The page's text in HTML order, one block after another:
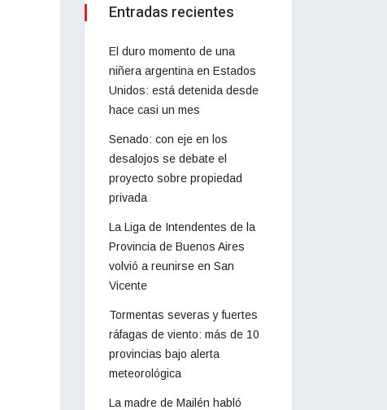
Entradas recientes
El duro momento de una
niñera argentina en Estados
Unidos: está detenida desde
hace casi un mes
Senado: con eje en los
desalojos se debate el
proyecto sobre propiedad
privada
La Liga de Intendentes de la
Provincia de Buenos Aires
volvió a reunirse en San
Vicente
Tormentas severas y fuertes
ráfagas de viento: más de 10
provincias bajo alerta
meteorológica
La madre de Mailén habló